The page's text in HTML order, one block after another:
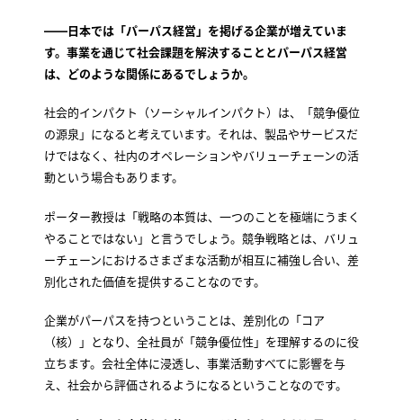
――日本では「パーパス経営」を掲げる企業が増えていま
す。事業を通じて社会課題を解決することとパーパス経営
は、どのような関係にあるでしょうか。
社会的インパクト（ソーシャルインパクト）は、「競争優位
の源泉」になると考えています。それは、製品やサービスだ
けではなく、社内のオペレーションやバリューチェーンの活
動という場合もあります。
ポーター教授は「戦略の本質は、一つのことを極端にうまく
やることではない」と言うでしょう。競争戦略とは、バリュ
ーチェーンにおけるさまざまな活動が相互に補強し合い、差
別化された価値を提供することなのです。
企業がパーパスを持つということは、差別化の「コア
（核）」となり、全社員が「競争優位性」を理解するのに役
立ちます。会社全体に浸透し、事業活動すべてに影響を与
え、社会から評価されるようになるということなのです。